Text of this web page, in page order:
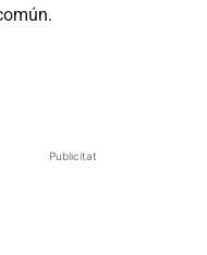
Publicitat